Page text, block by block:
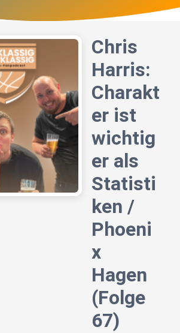
Chris
Harris:
Charakt
er ist
wichtig
er als
Statisti
ken /
Phoeni
x
Hagen
(Folge
67)